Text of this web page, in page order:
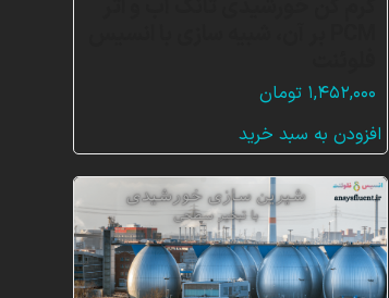
۱,۴۵۲,۰۰۰ تومان
افزودن به سبد خرید